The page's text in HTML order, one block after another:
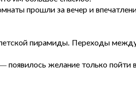
прошли за вечер и
пирамиды. Переходы
появилось желание только